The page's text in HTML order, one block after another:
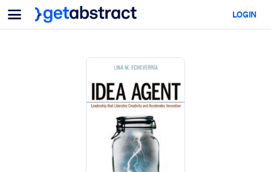
Menu
For Teams & Leaders
Leadership Development
Prepare your leaders for the next era of work.
Collaborative Learning
Make it easy for teams to learn together, solve real problems, and
For AI Systems
LOGIN